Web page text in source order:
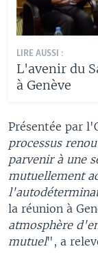
LIRE AUSSI :
L'avenir du
à Genève
Présentée par
processus
parvenir à une
mutuellement
la réunion à
atmosphère
mutuel", a